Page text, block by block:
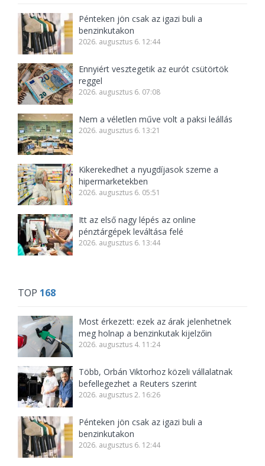
Pénteken jön csak az igazi buli a
benzinkutakon
2026. augusztus 6. 12:44
Ennyiért vesztegetik az eurót csütörtök
reggel
2026. augusztus 6. 07:08
Nem a véletlen műve volt a paksi leállás
2026. augusztus 6. 13:21
Kikerekedhet a nyugdíjasok szeme a
hipermarketekben
2026. augusztus 6. 05:51
Itt az első nagy lépés az online
pénztárgépek leváltása felé
2026. augusztus 6. 13:44
TOP 168
Most érkezett: ezek az árak jelenhetnek
meg holnap a benzinkutak kijelzőin
2026. augusztus 4. 11:24
Több, Orbán Viktorhoz közeli vállalatnak
befellegezhet a Reuters szerint
2026. augusztus 2. 16:26
Pénteken jön csak az igazi buli a
benzinkutakon
2026. augusztus 6. 12:44